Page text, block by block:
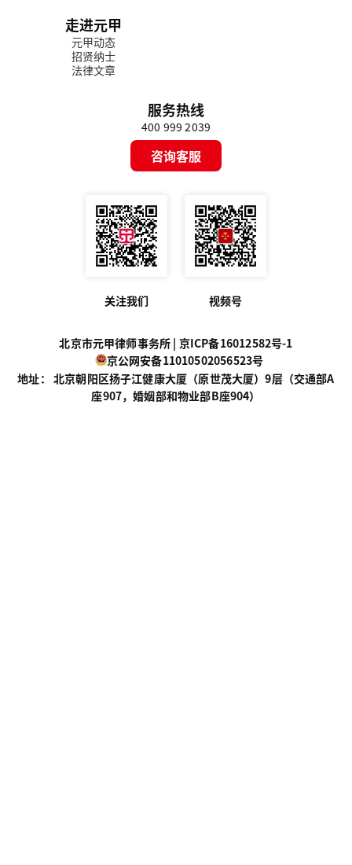
走进元甲
元甲动态
招贤纳士
法律文章
服务热线
400 999 2039
咨询客服
关注我们 视频号
北京市元甲律师事务所 | 京ICP备16012582号-1
京公网安备11010502056523号
地址： 北京朝阳区扬子江健康大厦（原世茂大厦）9层（交通部A
座907，婚姻部和物业部B座904）